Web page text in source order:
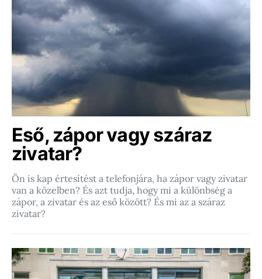
Eső, zápor vagy száraz
zivatar?
Ön is kap értesítést a telefonjára, ha zápor vagy zivatar
van a közelben? És azt tudja, hogy mi a különbség a
zápor, a zivatar és az eső között? És mi az a száraz
zivatar?